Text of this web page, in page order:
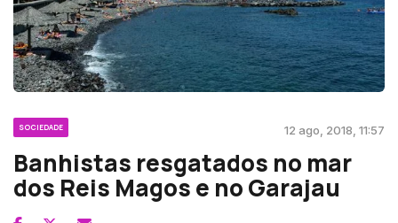
SOCIEDADE 12 ago, 2018, 11:57
Banhistas resgatados no mar
dos Reis Magos e no Garajau